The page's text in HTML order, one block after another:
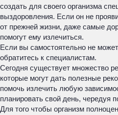
создать для своего организма
выздоровления. Если он не
от прежней жизни, даже самые
помогут ему излечиться.
Если вы самостоятельно не
обратитесь к специалистам.
Сегодня существует множество
которые могут дать полезные
помочь излечить любую
планировать свой день, чередуя
Для того чтобы организм